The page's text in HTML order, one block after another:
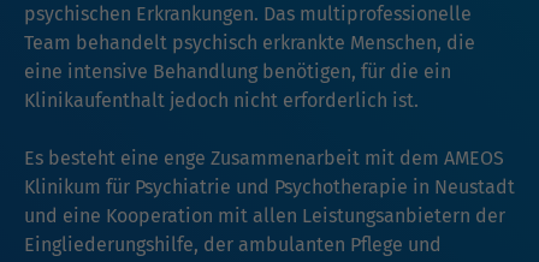
psychischen Erkrankungen. Das multiprofessionelle
Team behandelt psychisch erkrankte Menschen, die
eine intensive Behandlung benötigen, für die ein
Klinikaufenthalt jedoch nicht erforderlich ist.
Es besteht eine enge Zusammenarbeit mit dem AMEOS
Klinikum für Psychiatrie und Psychotherapie in Neustadt
und eine Kooperation mit allen Leistungsanbietern der
Eingliederungshilfe, der ambulanten Pflege und